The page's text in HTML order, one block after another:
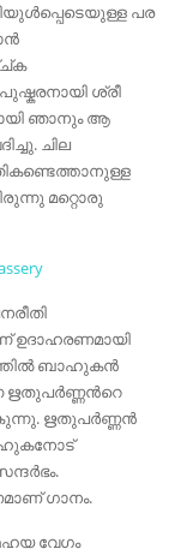
പര
ശ്രീ
ഞാനും ആ
ചില
മറ്റൊരു
ഉദാഹരണമായി
ബാഹുകന്‍
ഋതുപര്‍ണ്ണന്‍റെ
ഋതുപര്‍ണ്ണന്‍
ഗാനം.
വേഗം